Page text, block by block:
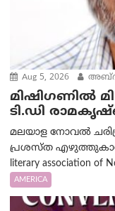
Aug 5, 2026
മിഷിഗണിൽ
ടി.ഡി
മലയാള നോവൽ
പ്രശസ്‌ത
literary association of
AMERICA